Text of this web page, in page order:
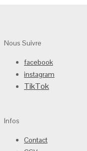
Nous Suivre
facebook
instagram
TikTok
Infos
Contact